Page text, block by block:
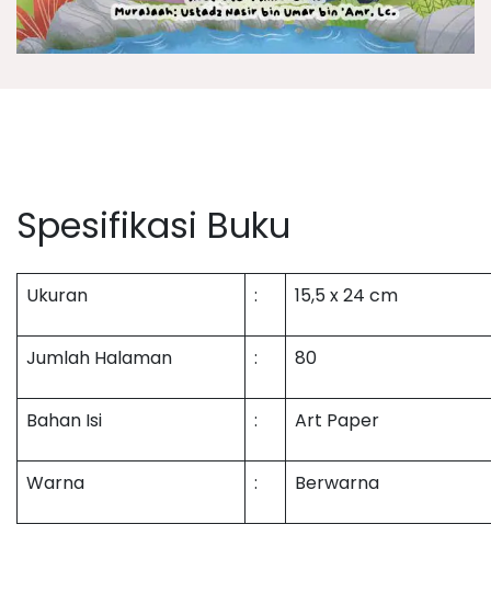
Spesifikasi Buku
Ukuran : 15,5 x 24 cm
Jumlah Halaman : 80
Bahan Isi : Art Paper
Warna : Berwarna